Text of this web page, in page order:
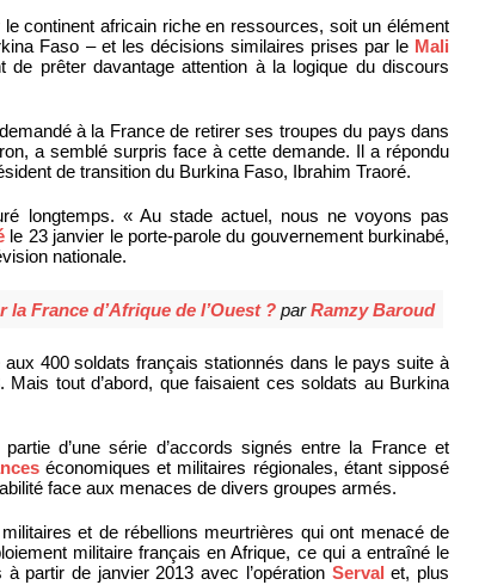
continent africain riche en ressources, soit un élément
Faso – et les décisions similaires prises par le Mali
de prêter davantage attention à la logique du discours
à la France de retirer ses troupes du pays dans
a semblé surpris face à cette demande. Il a répondu
de transition du Burkina Faso, Ibrahim Traoré.
longtemps. « Au stade actuel, nous ne voyons pas
le 23 janvier le porte-parole du gouvernement burkinabé,
nationale.
France d’Afrique de l’Ouest ? parRamzy Baroud
400 soldats français stationnés dans le pays suite à
tout d’abord, que faisaient ces soldats au Burkina
d’une série d’accords signés entre la France et
économiques et militaires régionales, étant sipposé
face aux menaces de divers groupes armés.
et de rébellions meurtrières qui ont menacé de
militaire français en Afrique, ce qui a entraîné le
partir de janvier 2013 avec l’opération Serval et, plus